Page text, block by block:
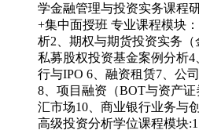
学金融管理与投资实务课程
+集中面授班 专业课程模块
析2、期权与期货投资实务（
私募股权投资基金案例分析
行与IPO 6、融资租赁7、公
8、项目融资（BOT与资产
汇市场10、商业银行业务与
高级投资分析学位课程模块